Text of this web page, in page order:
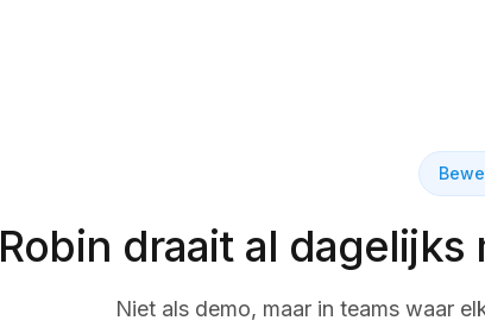
Robin draait al
Niet als demo, maar in teams waar